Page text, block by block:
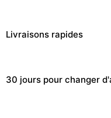
Livraisons rapides
30 jours pour changer